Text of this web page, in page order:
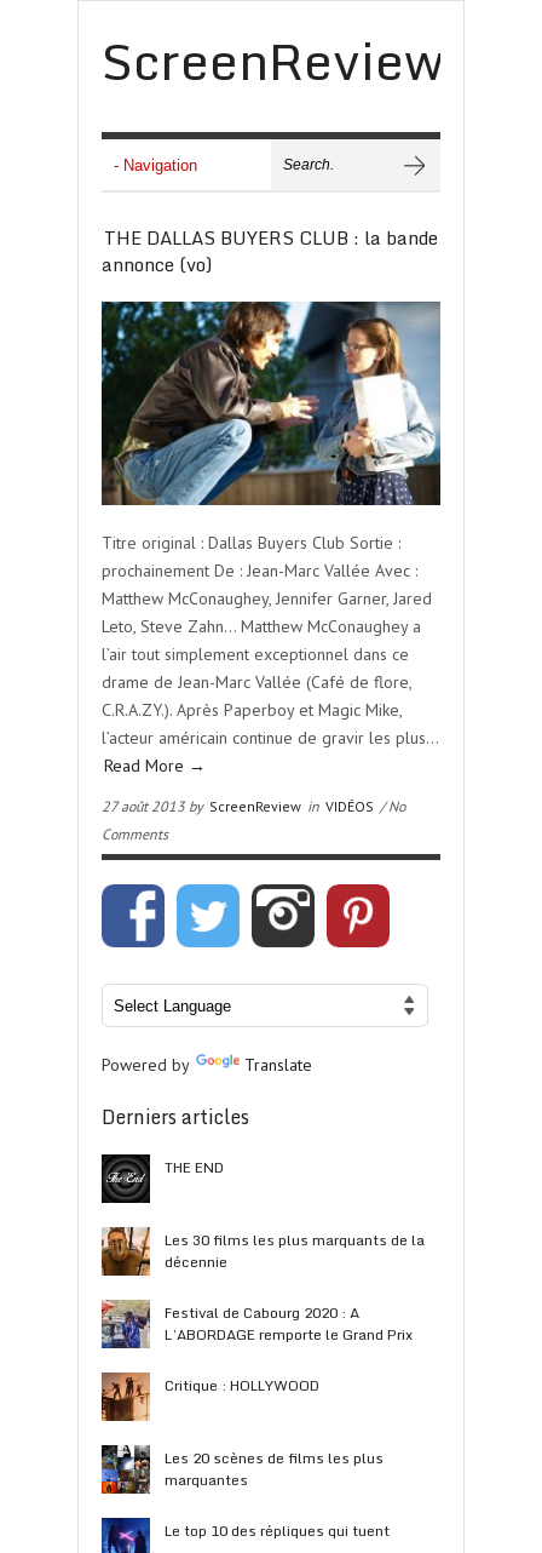
ScreenReview
THE DALLAS BUYERS CLUB : la bande
annonce (vo)
Titre original : Dallas Buyers Club Sortie :
prochainement De : Jean-Marc Vallée Avec :
Matthew McConaughey, Jennifer Garner, Jared
Leto, Steve Zahn… Matthew McConaughey a
l’air tout simplement exceptionnel dans ce
drame de Jean-Marc Vallée (Café de flore,
C.R.A.ZY.). Après Paperboy et Magic Mike,
l’acteur américain continue de gravir les plus…
Read More →
27 août 2013 by ScreenReview in VIDÉOS / No
Comments
Powered by Translate
Derniers articles
THE END
Les 30 films les plus marquants de la
décennie
Festival de Cabourg 2020 : A
L’ABORDAGE remporte le Grand Prix
Critique : HOLLYWOOD
Les 20 scènes de films les plus
marquantes
Le top 10 des répliques qui tuent